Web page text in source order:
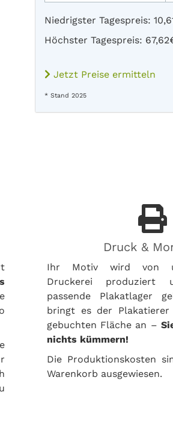
Niedrigster Tagespreis:
Höchster Tagespreis:
Jetzt Preise ermitteln
* Stand 2025
Druck &
Ihr Motiv wird von
Druckerei
passende Plakatlager
bringt es der
gebuchten Fläche an –
nichts kümmern!
Die Produktionskosten
Warenkorb ausgewiesen.